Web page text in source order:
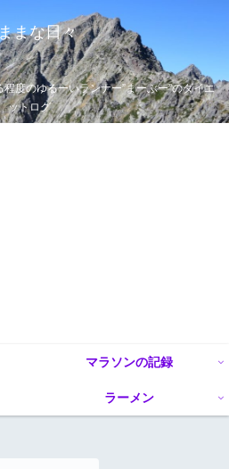
まな日々
度のゆるーいランナー”まーぶー”のダイエ
ットログ
マラソンの記録
ラーメン